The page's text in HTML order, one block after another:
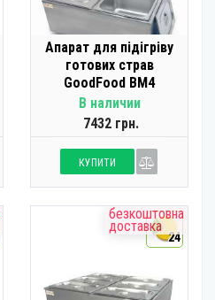
Апарат для підігріву
готових страв
GoodFood BM4
В наличии
7432 грн.
КУПИТИ
безкоштовна
доставка
24